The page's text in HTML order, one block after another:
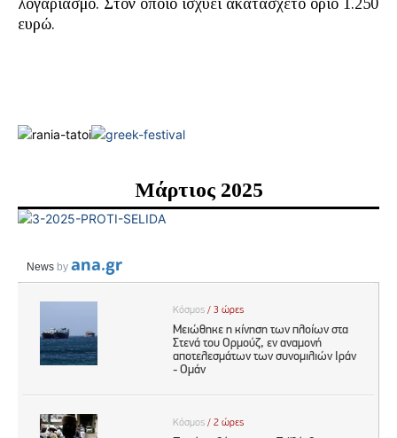
λογαριασμό. Στον οποίο ισχύει ακατάσχετο όριο 1.250
ευρώ.
Μάρτιος 2025